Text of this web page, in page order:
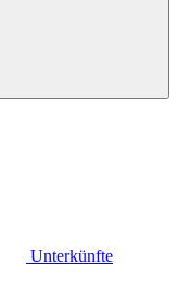
Unterkünfte